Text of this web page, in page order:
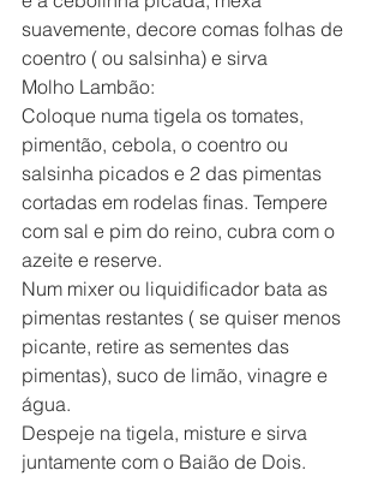
suavemente, decore comas folhas de
coentro ( ou salsinha) e sirva
Molho Lambão:
Coloque numa tigela os tomates,
pimentão, cebola, o coentro ou
salsinha picados e 2 das pimentas
cortadas em rodelas finas. Tempere
com sal e pim do reino, cubra com o
azeite e reserve.
Num mixer ou liquidificador bata as
pimentas restantes ( se quiser menos
picante, retire as sementes das
pimentas), suco de limão, vinagre e
água.
Despeje na tigela, misture e sirva
juntamente com o Baião de Dois.